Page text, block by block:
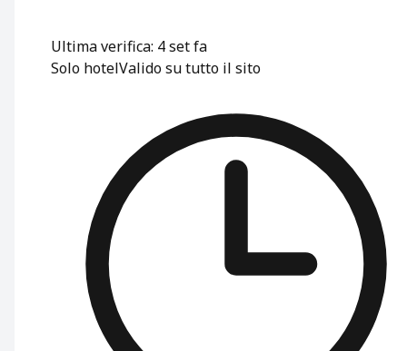
Ultima verifica: 4 set fa
Solo hotelValido su tutto il sito